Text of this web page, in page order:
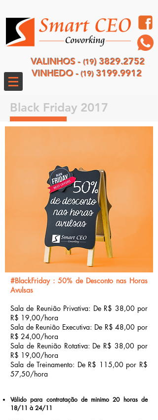
VALINHOS -(19) 3829.2752
VINHEDO - (19) 3199.9912
Black Friday 2017
#BlackFriday : 50% de Desconto nas Horas
Avulsas
Sala de Reunião Privativa: De R$ 38,00 por
R$ 19,00/hora
Sala de Reunião Executiva: De R$ 48,00 por
R$ 24,00/hora
Sala de Reunião Rotativa: De R$ 38,00 por
R$ 19,00/hora
Sala de Treinamento: De R$ 115,00 por R$
57,50/hora
Válido para contratação de minimo 20 horas de
18/11 à 24/11